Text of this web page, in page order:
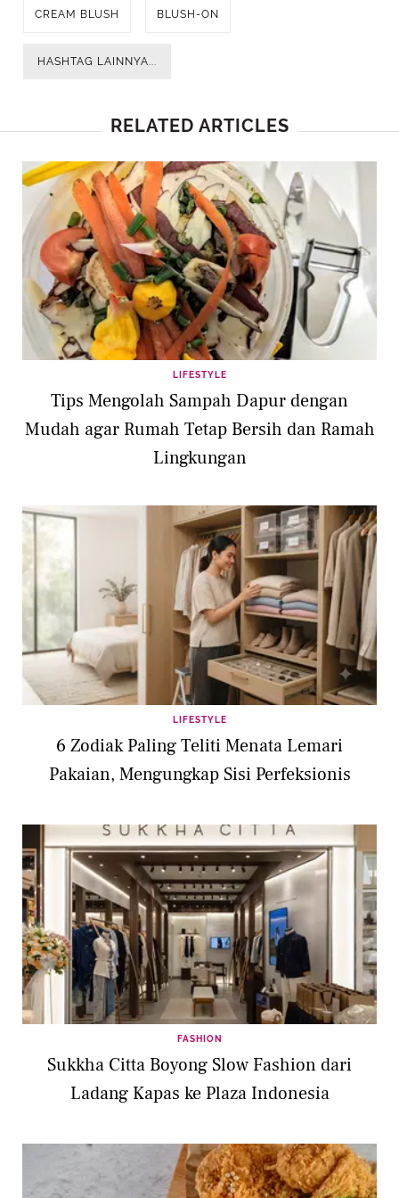
CREAM BLUSH BLUSH-ON
HASHTAG LAINNYA...
RELATED ARTICLES
LIFESTYLE
Tips Mengolah Sampah Dapur dengan
Mudah agar Rumah Tetap Bersih dan Ramah
Lingkungan
LIFESTYLE
6 Zodiak Paling Teliti Menata Lemari
Pakaian, Mengungkap Sisi Perfeksionis
FASHION
Sukkha Citta Boyong Slow Fashion dari
Ladang Kapas ke Plaza Indonesia